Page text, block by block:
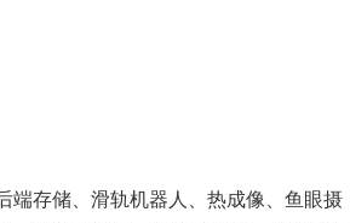
端存储、滑轨机器人、热成像、鱼眼摄